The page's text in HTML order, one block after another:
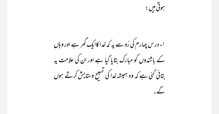
ہوتی ہیں:
۱- درس چہارم کی رُو سے یہ کہ خدا کاایک گھر ہے اور وہاں
کے باشندوں کو مبارک بتایا گیا ہے اور ان کی علامت یہ
بتائی گئی ہے کہ وہ ہمیشہ خدا کی تسبیح وستایش کرتے ہوں
گے۔